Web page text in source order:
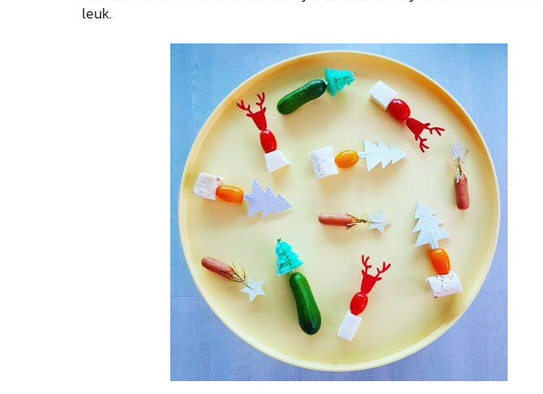
leuk.